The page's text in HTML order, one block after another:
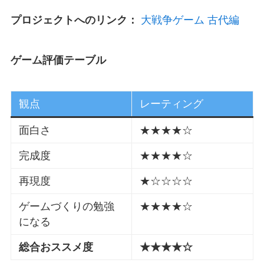
プロジェクトへのリンク： 大戦争ゲーム 古代編
ゲーム評価テーブル
観点 レーティング
面白さ ★★★★☆
完成度 ★★★★☆
再現度 ★☆☆☆☆
ゲームづくりの勉強
になる
★★★★☆
総合おススメ度 ★★★★☆